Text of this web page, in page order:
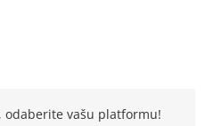
odaberite vašu platformu!